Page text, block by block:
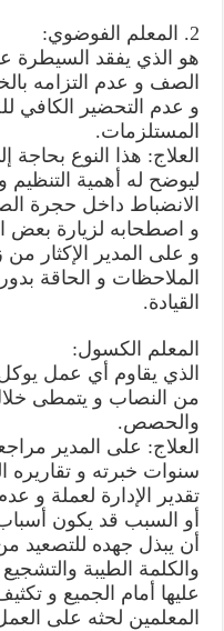
2. المعلم الفوضوي:
هو الذي يفقد السيطرة
الصف و عدم التزامه
و عدم التحضير الكافي
المستلزمات.
العلاج: هذا النوع
ليوضح له أهمية
الانضباط داخل حجرة
و اصطحابه لزيارة بعض
و على المدير الإكثار
الملاحظات و الحاقة
القيادة.
المعلم الكسول:
الذي يقاوم أي عمل
من النصاب و يتمطى
والحصص.
العلاج: على المدير
سنوات خبرته و
تقدير الإدارة لعملة و
أو السبب قد يكون
أن يبذل جهده للتصعيد
والكلمة الطيبة
عليها أمام الجميع و
المعلمين لحثه على